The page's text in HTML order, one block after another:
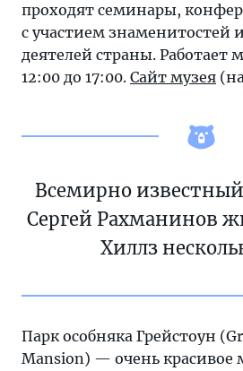
проходят семинары,
с участием знаменитостей
деятелей страны. Работает
12:00 до 17:00. Сайт музея
Всемирно
Сергей Рахманинов
Хиллз
Парк особняка Грейстоун
Mansion) — очень красивое